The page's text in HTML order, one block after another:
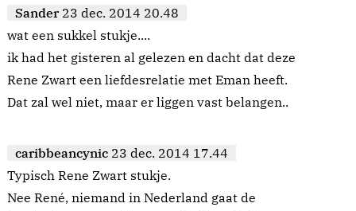
Sander 23 dec. 2014 20.48
wat een sukkel stukje....
ik had het gisteren al gelezen en dacht dat deze
Rene Zwart een liefdesrelatie met Eman heeft.
Dat zal wel niet, maar er liggen vast belangen..
caribbeancynic 23 dec. 2014 17.44
Typisch Rene Zwart stukje.
Nee René, niemand in Nederland gaat de